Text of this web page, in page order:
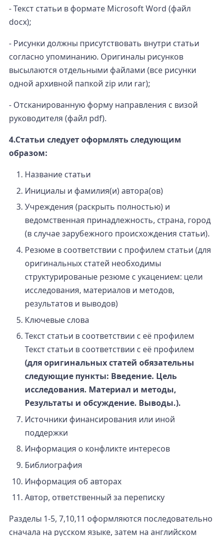
- Текст статьи в формате Microsoft Word (файл
docx);
- Рисунки должны присутствовать внутри статьи
согласно упоминанию. Оригиналы рисунков
высылаются отдельными файлами (все рисунки
одной архивной папкой zip или rar);
- Отсканированную форму направления с визой
руководителя (файл pdf).
4.Статьи следует оформлять следующим
образом:
Название статьи
Инициалы и фамилия(и) автора(ов)
Учреждения (раскрыть полностью) и
ведомственная принадлежность, страна, город
(в случае зарубежного происхождения статьи).
Резюме в соответствии с профилем статьи (для
оригинальных статей необходимы
структурированые резюме с укацением: цели
исследования, материалов и методов,
результатов и выводов)
Ключевые слова
Текст статьи в соответствии с её профилем
Текст статьи в соответствии с её профилем
(для оригинальных статей обязательны
следующие пункты: Введение. Цель
исследования. Материал и методы,
Результаты и обсуждение. Выводы.).
Источники финансирования или иной
поддержки
Информация о конфликте интересов
Библиография
Информация об авторах
Автор, ответственный за переписку
Разделы 1-5, 7,10,11 оформляются последовательно
сначала на русском языке, затем на английском